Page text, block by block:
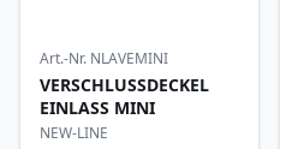
Art.-Nr. NLAVEMINI
VERSCHLUSSDECKEL
EINLASS MINI
NEW-LINE